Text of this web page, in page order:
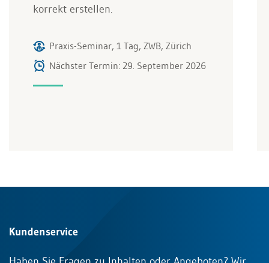
korrekt erstellen.
Praxis-Seminar, 1 Tag, ZWB, Zürich
Nächster Termin: 29. September 2026
Kundenservice